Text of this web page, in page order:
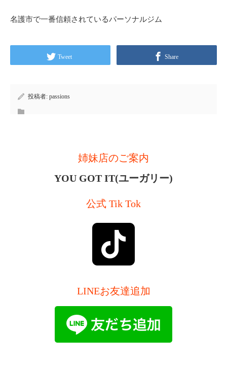
名護市で一番信頼されているパーソナルジム
Tweet Share
投稿者: passions
姉妹店のご案内
YOU GOT IT(ユーガリー)
公式 Tik Tok
LINEお友達追加